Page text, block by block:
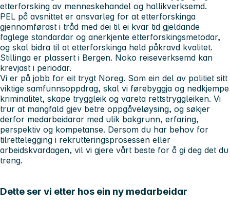
etterforsking av menneskehandel og hallikverksemd.
PEL på avsnittet er ansvarleg for at etterforskinga
gjennomførast i tråd med dei til ei kvar tid gjeldande
faglege standardar og anerkjente etterforskingsmetodar,
og skal bidra til at etterforskinga held påkravd kvalitet.
Stillinga er plassert i Bergen. Noko reiseverksemd kan
krevjast i periodar.
Vi er på jobb for eit trygt Noreg. Som ein del av politiet sitt
viktige samfunnsoppdrag, skal vi førebyggja og nedkjempe
kriminalitet, skape tryggleik og vareta rettstryggleiken. Vi
trur at mangfald gjev betre oppgåveløysing, og søkjer
derfor medarbeidarar med ulik bakgrunn, erfaring,
perspektiv og kompetanse. Dersom du har behov for
tilrettelegging i rekrutteringsprosessen eller
arbeidskvardagen, vil vi gjere vårt beste for å gi deg det du
treng.
Dette ser vi etter hos ein ny medarbeidar